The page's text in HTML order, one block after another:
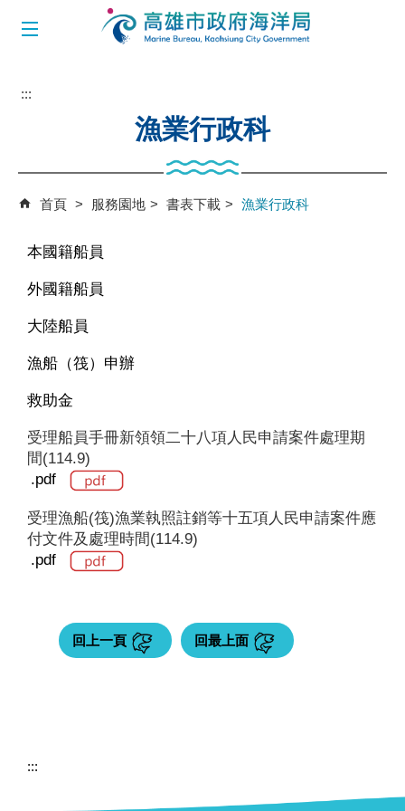
跳到主要內容區塊
:::
漁業行政科
首頁 服務園地 書表下載 漁業行政科
本國籍船員
外國籍船員
大陸船員
漁船（筏）申辦
救助金
受理船員手冊新領領二十八項人民申請案件處理期
間(114.9)
.pdf
受理漁船(筏)漁業執照註銷等十五項人民申請案件應
付文件及處理時間(114.9)
.pdf
回上一頁 回最上面
:::